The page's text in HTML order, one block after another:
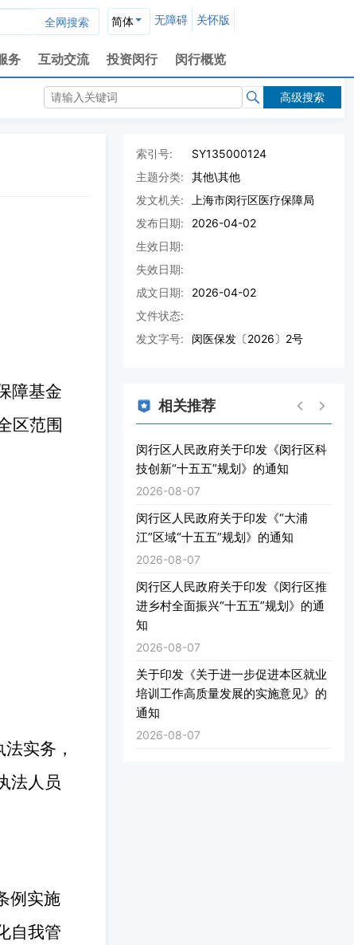
简体 无障碍 关怀版
务 互动交流 投资闵行 闵行概览
高级搜索
障基金
区范围
实务，
法人员
例实施
自我管
索引号:
SY135000124
主题分类:
其他\其他
发文机关:
上海市闵行区医疗保障局
发布日期:
2026-04-02
生效日期:
失效日期:
成文日期:
2026-04-02
文件状态:
发文字号:
闵医保发〔2026〕2号
相关推荐
闵行区人民政府关于印发《闵行区科
技创新“十五五”规划》的通知
2026-08-07
闵行区人民政府关于印发《“大浦
江”区域“十五五”规划》的通知
2026-08-07
闵行区人民政府关于印发《闵行区推
进乡村全面振兴“十五五”规划》的通
知
2026-08-07
关于印发《关于进一步促进本区就业
培训工作高质量发展的实施意见》的
通知
2026-08-07